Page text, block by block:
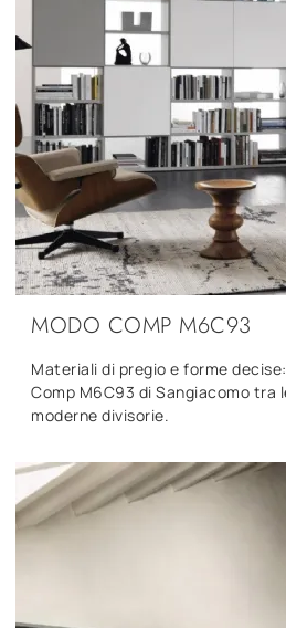
MODO COMP M6C93
Materiali di pregio e forme
Comp M6C93 di Sangiacomo tra
moderne divisorie.